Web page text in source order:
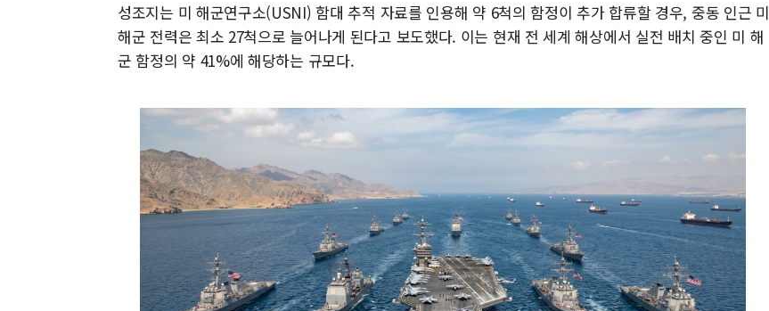
성조지는 미 해군연구소(USNI) 함대 추적 자료를 인용해 약 6척의 함정이 추가 합류할 경우, 중동 인근 미
해군 전력은 최소 27척으로 늘어나게 된다고 보도했다. 이는 현재 전 세계 해상에서 실전 배치 중인 미 해
군 함정의 약 41%에 해당하는 규모다.